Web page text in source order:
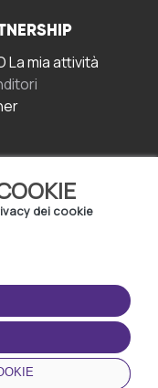
dei cookie
La mia attività
L'APP